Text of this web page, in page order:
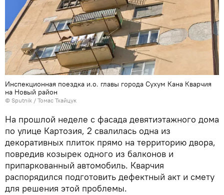
Инспекционная поездка и.о. главы города Сухум Кана Кварчия
на Новый район
© Sputnik / Томас Тхайцук
На прошлой неделе с фасада девятиэтажного дома
по улице Картозия, 2 свалилась одна из
декоративных плиток прямо на территорию двора,
повредив козырек одного из балконов и
припаркованный автомобиль. Кварчия
распорядился подготовить дефектный акт и смету
для решения этой проблемы.